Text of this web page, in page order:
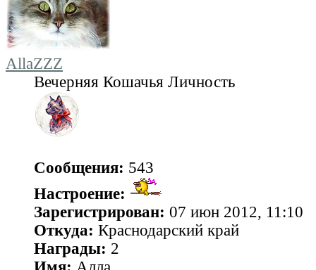
AllaZZZ
Вечерняя Кошачья Личность
Сообщения: 543
Настроение:
Зарегистрирован: 07 июн 2012, 11:10
Откуда: Краснодарский край
Награды: 2